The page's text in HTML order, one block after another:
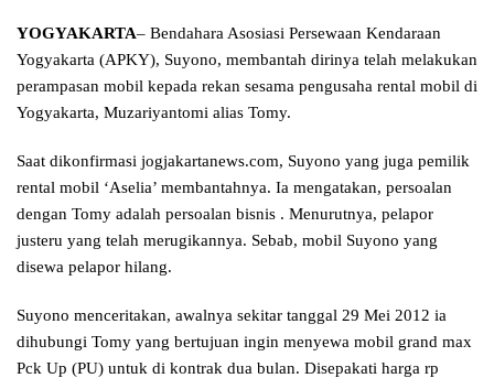
YOGYAKARTA– Bendahara Asosiasi Persewaan Kendaraan
Yogyakarta (APKY), Suyono, membantah dirinya telah melakukan
perampasan mobil kepada rekan sesama pengusaha rental mobil di
Yogyakarta, Muzariyantomi alias Tomy.
Saat dikonfirmasi jogjakartanews.com, Suyono yang juga pemilik
rental mobil ‘Aselia’ membantahnya. Ia mengatakan, persoalan
dengan Tomy adalah persoalan bisnis . Menurutnya, pelapor
justeru yang telah merugikannya. Sebab, mobil Suyono yang
disewa pelapor hilang.
Suyono menceritakan, awalnya sekitar tanggal 29 Mei 2012 ia
dihubungi Tomy yang bertujuan ingin menyewa mobil grand max
Pck Up (PU) untuk di kontrak dua bulan. Disepakati harga rp